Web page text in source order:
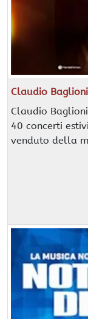
Claudio
Claudio Baglioni
40 concerti
venduto della